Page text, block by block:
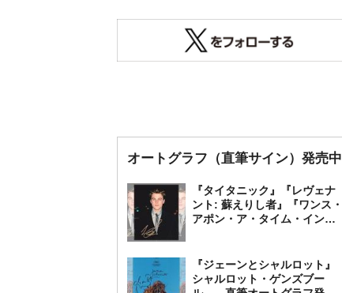
オートグラフ（直筆サイン）発売中
『タイタニック』『レヴェナ
ント: 蘇えりし者』『ワンス・
アポン・ア・タイム・イン・
フ発売中
『ジェーンとシャルロット』
シャルロット・ゲンズブー